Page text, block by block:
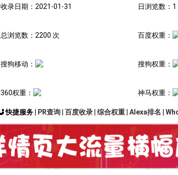
收录日期：2021-01-31 日浏览数：1
总浏览数：2200 次 百度权重：
搜狗移动： 搜狗权重：
360权重： 神马权重：
快捷服务 | PR查询| 百度收录| 综合权重| Alexa排名